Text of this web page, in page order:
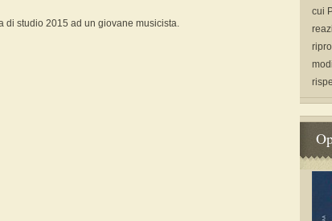
di studio 2015 ad un giovane musicista.
cui